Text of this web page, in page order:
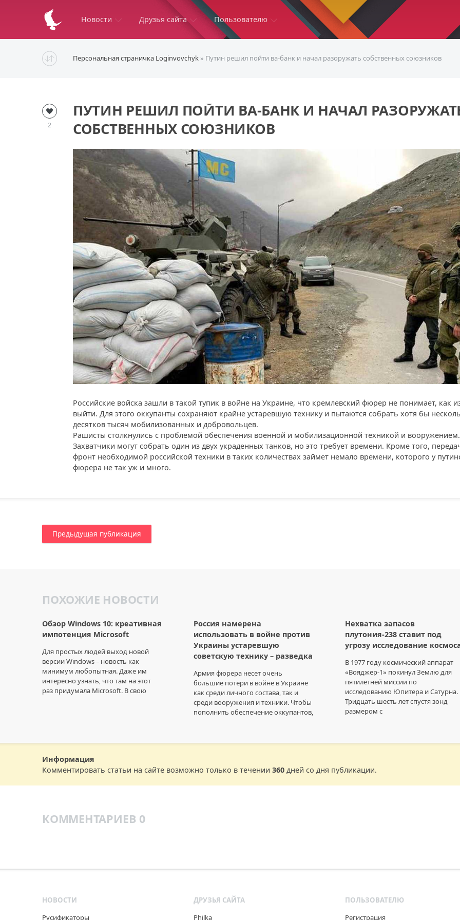
Новости Друзья сайта Пользователю
Персональная страничка Loginvovchyk » Путин решил пойти ва-банк и начал разоружать собственных союзников
ПУТИН РЕШИЛ ПОЙТИ ВА-БАНК И НАЧАЛ
СОБСТВЕННЫХ СОЮЗНИКОВ
2
Российские войска зашли в такой тупик в войне на Украине, что кремлевский фюрер не понимает, как
выйти. Для этого оккупанты сохраняют крайне устаревшую технику и пытаются собрать хотя бы
десятков тысяч мобилизованных и добровольцев.
Рашисты столкнулись с проблемой обеспечения военной и мобилизационной техникой и вооружением.
Захватчики могут собрать один из двух украденных танков, но это требует времени. Кроме того,
фронт необходимой российской техники в таких количествах займет немало времени, которого у
фюрера не так уж и много.
Предыдущая публикация
ПОХОЖИЕ НОВОСТИ
Обзор Windows 10: креативная
импотенция Microsoft
Для простых людей выход новой
версии Windows – новость как
минимум любопытная. Даже им
интересно узнать, что там на этот
раз придумала Microsoft. В свою
Россия намерена
использовать в войне против
Украины устаревшую
советскую технику – разведка
Армия фюрера несет очень
большие потери в войне в Украине
как среди личного состава, так и
среди вооружения и техники. Чтобы
пополнить обеспечение оккупантов,
Нехватка запасов
плутония-238 ставит под
угрозу исследование
В 1977 году космический аппарат
«Вояджер-1» покинул Землю для
пятилетней миссии по
исследованию Юпитера и Сатурна.
Тридцать шесть лет спустя зонд
размером с
Информация
Комментировать статьи на сайте возможно только в течении 360 дней со дня публикации.
КОММЕНТАРИЕВ 0
НОВОСТИ
Русификаторы
ДРУЗЬЯ САЙТА
Philka
ПОЛЬЗОВАТЕЛЮ
Регистрация